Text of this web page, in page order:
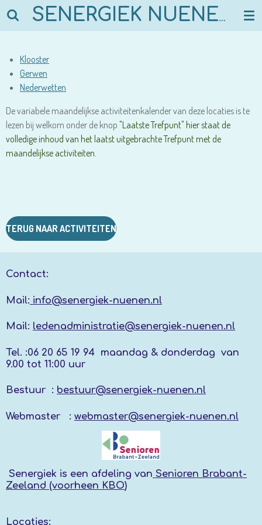
Ga
hoofdinhoud
SENERGIEK NUENEN
Klooster
Gerwen
Nederwetten
De variabele maandelijkse activiteitenkalender van deze locaties is te
lezen bij welkom onder de knop "Laatste Trefpunt" hier staat de
volledige inhoud van het laatst uitgebrachte Trefpunt met de
maandelijkse activiteiten.
TERUG NAAR ACTIVITEITEN
Contact:
Mail: info@senergiek-nuenen.nl
Mail: ledenadministratie@senergiek-nuenen.nl
Tel. :06 20 65 19 94 maandag & donderdag van
9.00 tot 11:00 uur
Bestuur : bestuur@senergiek-nuenen.nl
Webmaster : webmaster@senergiek-nuenen.nl
Senergiek is een afdeling van Senioren Brabant-
Zeeland (voorheen KBO)
Locaties: